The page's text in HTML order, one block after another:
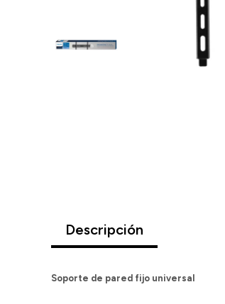
Descripción
Soporte de pared fijo universal